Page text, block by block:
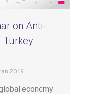
on Anti-
Turkey
2019
economy